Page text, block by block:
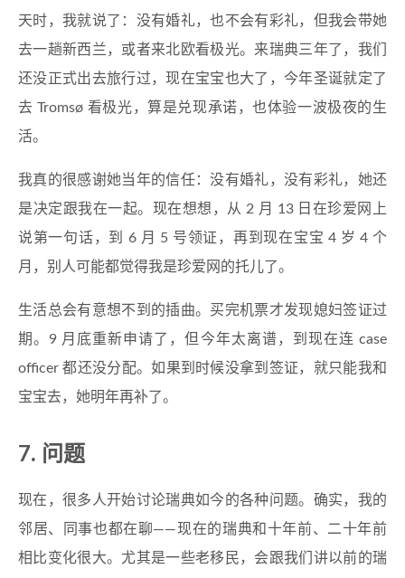
天时，我就说了：没有婚礼，也不会有彩礼，但我会带她
去一趟新西兰，或者来北欧看极光。来瑞典三年了，我们
还没正式出去旅行过，现在宝宝也大了，今年圣诞就定了
去 Tromsø 看极光，算是兑现承诺，也体验一波极夜的生
活。
我真的很感谢她当年的信任：没有婚礼，没有彩礼，她还
是决定跟我在一起。现在想想，从 2 月 13 日在珍爱网上
说第一句话，到 6 月 5 号领证，再到现在宝宝 4 岁 4 个
月，别人可能都觉得我是珍爱网的托儿了。
生活总会有意想不到的插曲。买完机票才发现媳妇签证过
期。9 月底重新申请了，但今年太离谱，到现在连 case
officer 都还没分配。如果到时候没拿到签证，就只能我和
宝宝去，她明年再补了。
7. 问题
现在，很多人开始讨论瑞典如今的各种问题。确实，我的
邻居、同事也都在聊——现在的瑞典和十年前、二十年前
相比变化很大。尤其是一些老移民，会跟我们讲以前的瑞